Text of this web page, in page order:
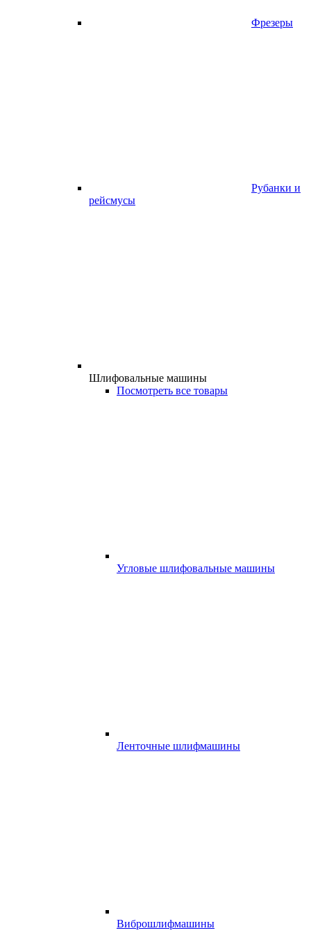
Фрезеры
Рубанки и
рейсмусы
Шлифовальные машины
Посмотреть все товары
Угловые шлифовальные машины
Ленточные шлифмашины
Виброшлифмашины